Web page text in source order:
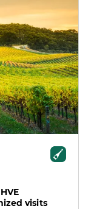
visits